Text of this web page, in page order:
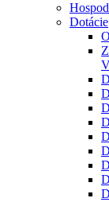
Dotácie